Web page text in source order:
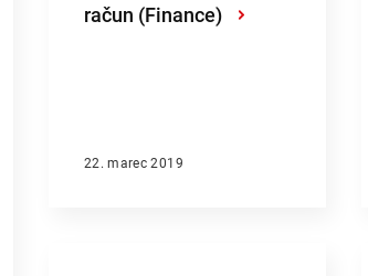
račun (Finance)
›
22. marec 2019